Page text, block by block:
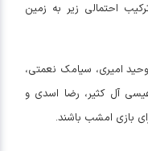
خطی و با ترکیب احتمالی زیر به زمین
امیری، سیامک نعمتی،
آل کثیر، رضا اسدی و